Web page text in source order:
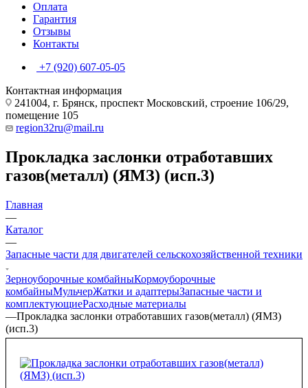
Оплата
Гарантия
Отзывы
Контакты
+7 (920) 607-05-05
Контактная информация
241004, г. Брянск, проспект Московский, строение 106/29,
помещение 105
region32ru@mail.ru
Прокладка заслонки отработавших
газов(металл) (ЯМЗ) (исп.3)
Главная
—
Каталог
—
Запасные части для двигателей сельскохозяйственной техники
Зерноуборочные комбайныКормоуборочные
комбайныМульчерЖатки и адаптерыЗапасные части и
комплектующиеРасходные материалы
—Прокладка заслонки отработавших газов(металл) (ЯМЗ)
(исп.3)